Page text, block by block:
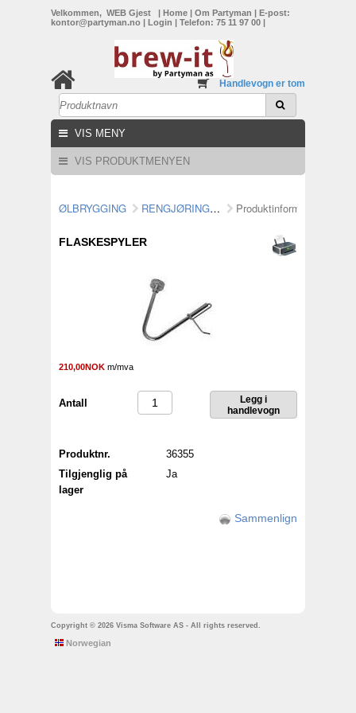
Velkommen, WEB Gjest | Home | Om Partyman | E-post:
kontor@partyman.no | Login | Telefon: 75 11 97 00 |
Handlevogn er tom
VIS MENY
VIS PRODUKTMENYEN
ØLBRYGGING RENGJØRING/TIlBEHØR Produktinformasjon
FLASKESPYLER
210,00NOK m/mva
Antall
Produktnr.
36355
Tilgjenglig på
lager
Ja
Sammenlign
Copyright © 2026 Visma Software AS - All rights reserved.
Norwegian